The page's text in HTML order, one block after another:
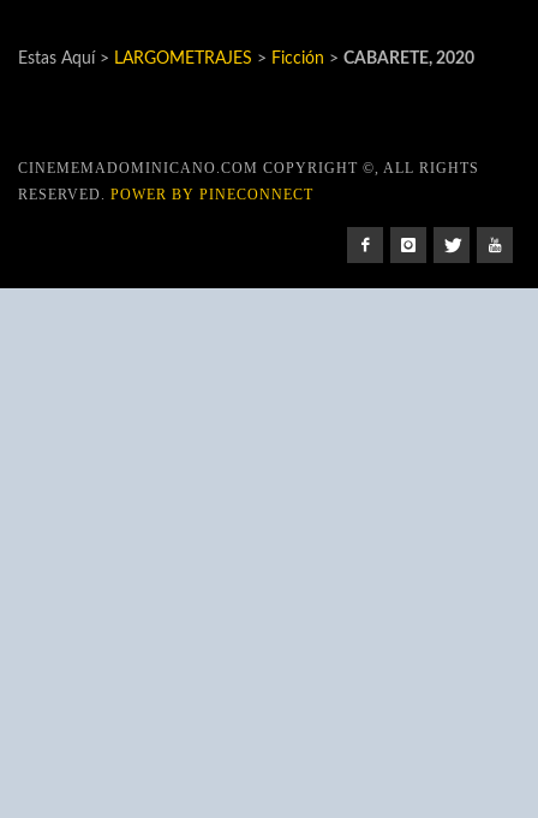
Estas Aquí > LARGOMETRAJES > Ficción > CABARETE, 2020
CINEMEMADOMINICANO.COM COPYRIGHT ©, ALL RIGHTS
RESERVED. POWER BY PINECONNECT